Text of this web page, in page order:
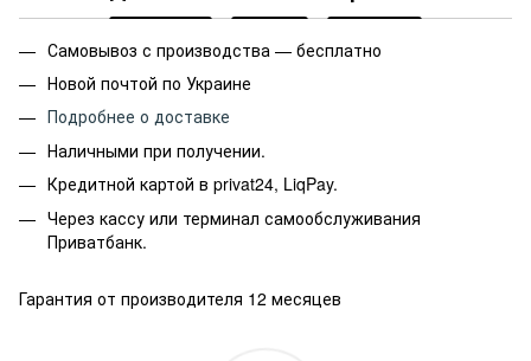
Самовывоз с производства — бесплатно
Новой почтой по Украине
Подробнее о доставке
Наличными при получении.
Кредитной картой в privat24, LiqPay.
Через кассу или терминал самообслуживания
Приватбанк.
Гарантия от производителя 12 месяцев